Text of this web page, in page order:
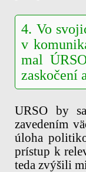
4. Vo
v
mal
zaskočení
URSO by
zavedením
úloha
prístup k
teda zvýšili